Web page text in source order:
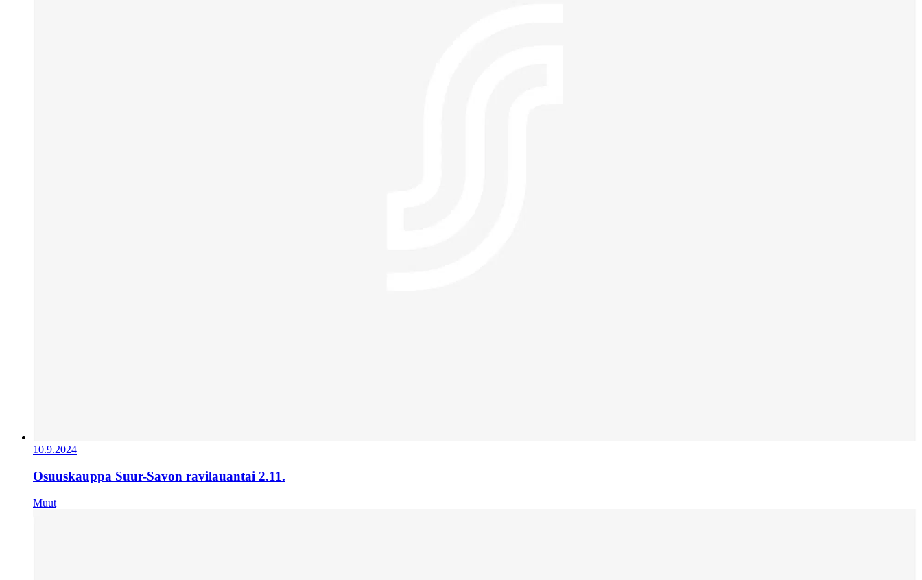
10.9.2024
Osuuskauppa Suur-Savon ravilauantai 2.11.
Muut